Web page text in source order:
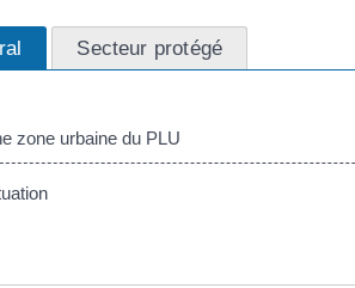
Secteur protégé
zone urbaine du PLU